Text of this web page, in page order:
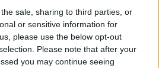
sale, sharing to third parties, or
or sensitive information for
please use the below opt-out
Please note that after your
you may continue seeing
Aztán újabb darabok esnek
a fékje a kritikus pillanatban a